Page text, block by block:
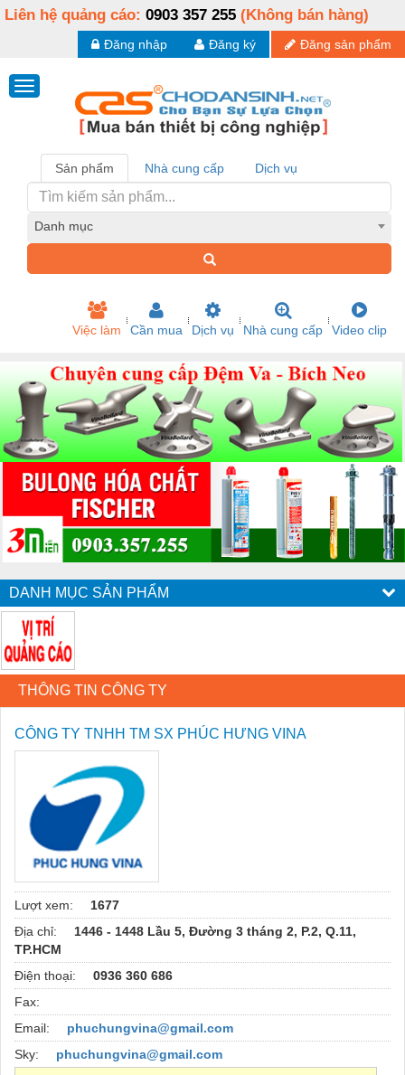
Liên hệ quảng cáo: 0903 357 255 (Không bán hàng)
Đăng sản phẩm
Đăng ký
Đăng nhập
Sản phẩm Nhà cung cấp Dịch vụ
Danh mục
Việc làm Cần mua Dịch vụ Nhà cung cấp Video clip
DANH MỤC SẢN PHẨM
THÔNG TIN CÔNG TY
CÔNG TY TNHH TM SX PHÚC HƯNG VINA
Lượt xem:
1677
Địa chỉ:
1446 - 1448 Lầu 5, Đường 3 tháng 2, P.2, Q.11,
TP.HCM
Điện thoại:
0936 360 686
Fax:
Email:
phuchungvina@gmail.com
Sky:
phuchungvina@gmail.com